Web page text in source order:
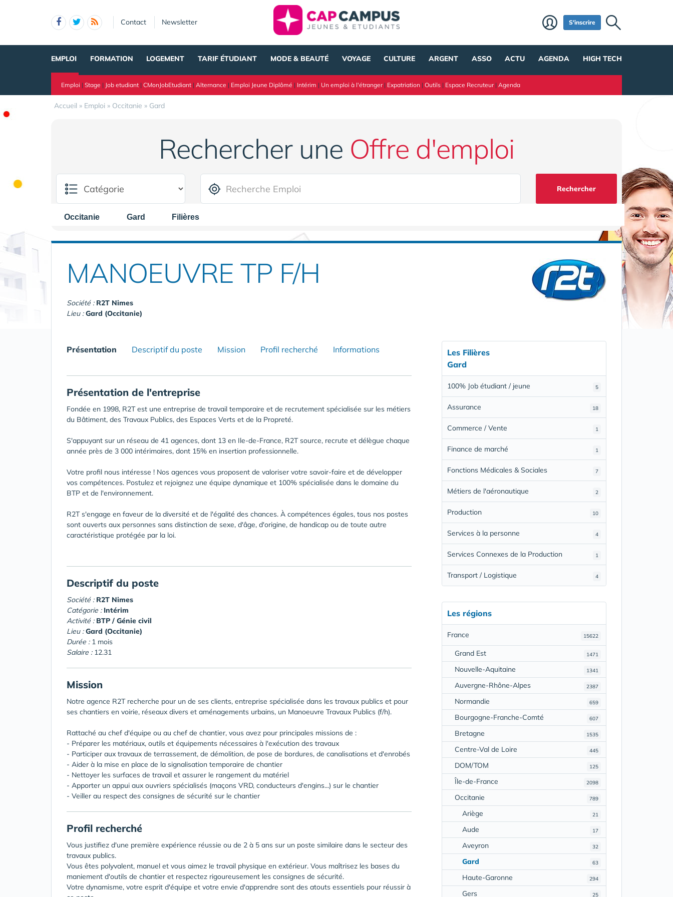
Contact Newsletter S'inscrire
EMPLOI FORMATION LOGEMENT TARIF ÉTUDIANT MODE & BEAUTÉ VOYAGE CULTURE ARGENT ASSO ACTU AGENDA HIGH TECH
Emploi | Stage | Job etudiant | CMonJobEtudiant | Alternance | Emploi Jeune Diplômé | Intérim | Un emploi à l'étranger| Expatriation | Outils | Espace Recruteur| Agenda
Accueil » Emploi » Occitanie » Gard
Rechercher une Offre d'emploi
Rechercher
Occitanie Gard Filières
MANOEUVRE TP F/H
Société : R2T Nimes
Lieu :Gard (Occitanie)
Présentation Descriptif du poste Mission Profil recherché Informations
Présentation de l'entreprise
Fondée en 1998, R2T est une entreprise de travail temporaire et de recrutement spécialisée sur les métiers
du Bâtiment, des Travaux Publics, des Espaces Verts et de la Propreté.
S'appuyant sur un réseau de 41 agences, dont 13 en Ile-de-France, R2T source, recrute et délègue chaque
année près de 3 000 intérimaires, dont 15% en insertion professionnelle.
Votre profil nous intéresse ! Nos agences vous proposent de valoriser votre savoir-faire et de développer
vos compétences. Postulez et rejoignez une équipe dynamique et 100% spécialisée dans le domaine du
BTP et de l'environnement.
R2T s'engage en faveur de la diversité et de l'égalité des chances. À compétences égales, tous nos postes
sont ouverts aux personnes sans distinction de sexe, d'âge, d'origine, de handicap ou de toute autre
caractéristique protégée par la loi.
Descriptif du poste
Société : R2T Nimes
Catégorie : Intérim
Activité : BTP / Génie civil
Lieu :Gard (Occitanie)
Durée : 1 mois
Salaire : 12.31
Mission
Notre agence R2T recherche pour un de ses clients, entreprise spécialisée dans les travaux publics et pour
ses chantiers en voirie, réseaux divers et aménagements urbains, un Manoeuvre Travaux Publics (f/h).
Rattaché au chef d'équipe ou au chef de chantier, vous avez pour principales missions de :
- Préparer les matériaux, outils et équipements nécessaires à l'exécution des travaux
- Participer aux travaux de terrassement, de démolition, de pose de bordures, de canalisations et d'enrobés
- Aider à la mise en place de la signalisation temporaire de chantier
- Nettoyer les surfaces de travail et assurer le rangement du matériel
- Apporter un appui aux ouvriers spécialisés (maçons VRD, conducteurs d'engins...) sur le chantier
- Veiller au respect des consignes de sécurité sur le chantier
Profil recherché
Vous justifiez d'une première expérience réussie ou de 2 à 5 ans sur un poste similaire dans le secteur des
travaux publics.
Vous êtes polyvalent, manuel et vous aimez le travail physique en extérieur. Vous maîtrisez les bases du
maniement d'outils de chantier et respectez rigoureusement les consignes de sécurité.
Votre dynamisme, votre esprit d'équipe et votre envie d'apprendre sont des atouts essentiels pour réussir à
Les Filières
Gard
5
100% Job étudiant / jeune
18
Assurance
1
Commerce / Vente
1
Finance de marché
7
Fonctions Médicales & Sociales
2
Métiers de l'aéronautique
10
Production
4
Services à la personne
1
Services Connexes de la Production
4
Transport / Logistique
Les régions
15622
France
1471
Grand Est
1341
Nouvelle-Aquitaine
2387
Auvergne-Rhône-Alpes
659
Normandie
607
Bourgogne-Franche-Comté
1535
Bretagne
445
Centre-Val de Loire
125
DOM/TOM
2098
Île-de-France
789
Occitanie
21
Ariège
17
Aude
32
Aveyron
63
Gard
294
Haute-Garonne
25
Gers